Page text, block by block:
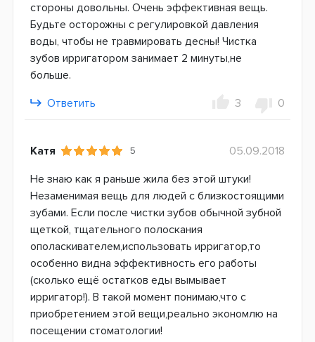
стороны довольны. Очень эффективная вещь.
Будьте осторожны с регулировкой давления
воды, чтобы не травмировать десны! Чистка
зубов ирригатором занимает 2 минуты,не
больше.
Ответить
3 0
Катя 5
05.09.2018
Не знаю как я раньше жила без этой штуки!
Незаменимая вещь для людей с близкостоящими
зубами. Если после чистки зубов обычной зубной
щеткой, тщательного полоскания
ополаскивателем,использовать ирригатор,то
особенно видна эффективность его работы
(сколько ещё остатков еды вымывает
ирригатор!). В такой момент понимаю,что с
приобретением этой вещи,реально экономлю на
посещении стоматологии!